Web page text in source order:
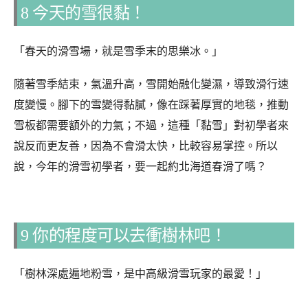
8 今天的雪很黏！
「春天的滑雪場，就是雪季末的思樂冰。」
隨著雪季結束，氣溫升高，雪開始融化變濕，導致滑行速
度變慢。腳下的雪變得黏膩，像在踩著厚實的地毯，推動
雪板都需要額外的力氣；不過，這種「黏雪」對初學者來
說反而更友善，因為不會滑太快，比較容易掌控。所以
說，今年的滑雪初學者，要一起約北海道春滑了嗎？
9 你的程度可以去衝樹林吧！
「樹林深處遍地粉雪，是中高級滑雪玩家的最愛！」